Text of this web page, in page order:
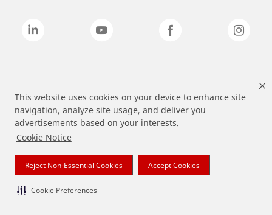
This website uses cookies on your device to enhance site
navigation, analyze site usage, and deliver you
advertisements based on your interests.
Cookie Notice
Reject Non-Essential Cookies Accept Cookies
Cookie Preferences
상기 열거된 브랜드는 3M의 상표입니다.